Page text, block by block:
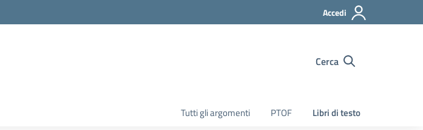
Accedi
Cerca
Tutti gli argomenti PTOF Libri di testo